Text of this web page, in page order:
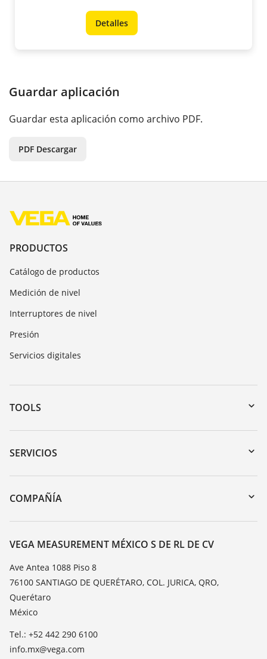
Detalles
Guardar aplicación
Guardar esta aplicación como archivo PDF.
PDF Descargar
PRODUCTOS
Catálogo de productos
Medición de nivel
Interruptores de nivel
Presión
Servicios digitales
TOOLS
Zona de descarga
Búsqueda por número de serie
DTM Collection/PACTware
SERVICIOS
Devolución de instrumentos
Cursos de formacion
TeamViewer
COMPAÑÍA
Acerca de VEGA
Contacto
Notícias
Prensa
Blog
VEGA MEASUREMENT MÉXICO S DE RL DE CV
Ave Antea 1088 Piso 8
76100 SANTIAGO DE QUERÉTARO, COL. JURICA, QRO,
Querétaro
México
Tel.: +52 442 290 6100
info.mx@vega.com